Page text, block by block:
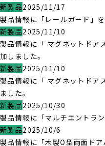
新製品2025/11/17
製品情報に「レールガード」を
新製品2025/11/10
製品情報に「 マグネットドア
加しました。
新製品2025/11/10
製品情報に「 マグネットドア
ました。
新製品2025/10/30
製品情報に「マルチエントラ
新製品2025/10/6
製品情報に「木製O型両面ドア